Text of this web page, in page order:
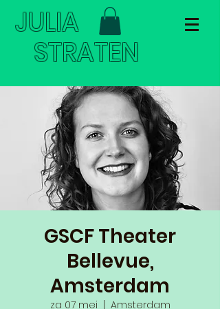
JULIA
STRATEN
GSCF Theater
Bellevue,
Amsterdam
za 07 mei Amsterdam